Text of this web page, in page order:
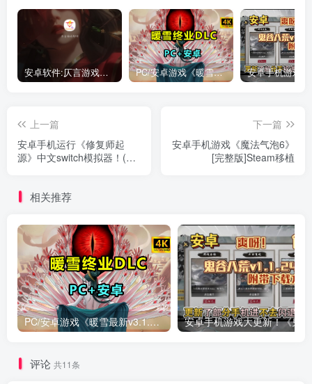
安卓软件:仄言游戏库4.0APP全新上架了！没有下的赶紧下载呀！ PC/安卓游戏《暖雪最新v3.1.0.1》终业DLC整合版！
上一篇
安卓手机运行《修复师起
源》中文switch模拟器！(游
下一篇
安卓手机游戏《魔法气泡6》
[完整版]Steam移植
相关推荐
PC/安卓游戏《暖雪最新v3.1.0.1》终业DLC整合版！
评论 共11条